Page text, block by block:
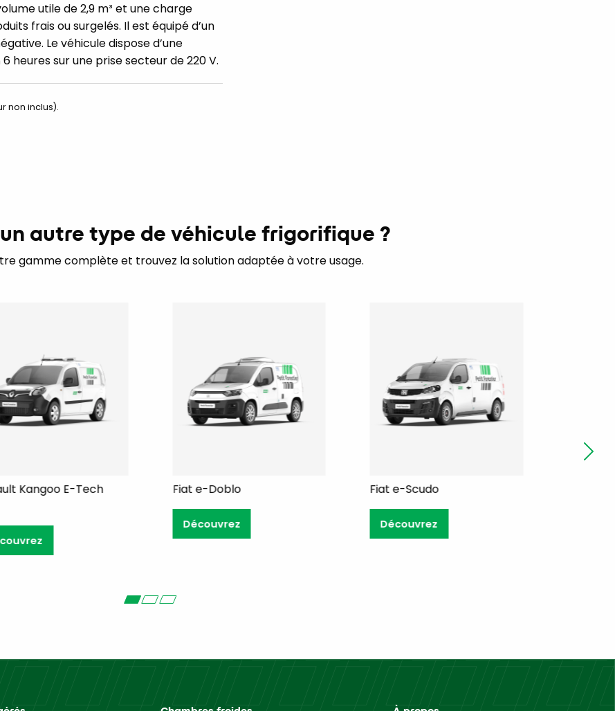
utile de 2,9 m³ et une charge
frais ou surgelés. Il est équipé d’un
Le véhicule dispose d’une
heures sur une prise secteur de 220 V.
non inclus).
autre type de véhicule frigorifique ?
gamme complète et trouvez la solution adaptée à votre usage.
Fiat e-Doblo
Découvrez
Fiat e-Scudo
Découvrez
Fiat e-Scudo
Découvrez